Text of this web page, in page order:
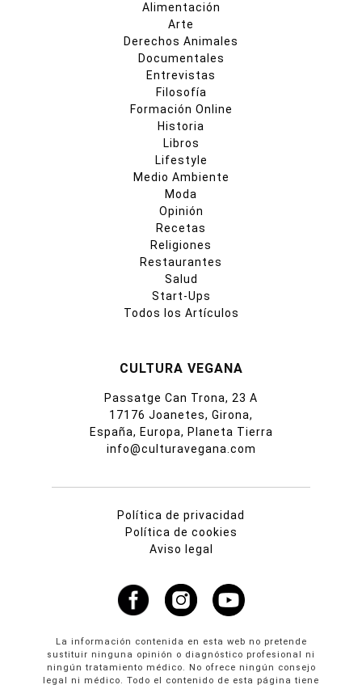
Alimentación
Arte
Derechos Animales
Documentales
Entrevistas
Filosofía
Formación Online
Historia
Libros
Lifestyle
Medio Ambiente
Moda
Opinión
Recetas
Religiones
Restaurantes
Salud
Start-Ups
Todos los Artículos
CULTURA VEGANA
Passatge Can Trona, 23 A
17176 Joanetes, Girona,
España, Europa, Planeta Tierra
info@culturavegana.com
Política de privacidad
Política de cookies
Aviso legal
La información contenida en esta web no pretende
sustituir ninguna opinión o diagnóstico profesional ni
ningún tratamiento médico. No ofrece ningún consejo
legal ni médico. Todo el contenido de esta página tiene